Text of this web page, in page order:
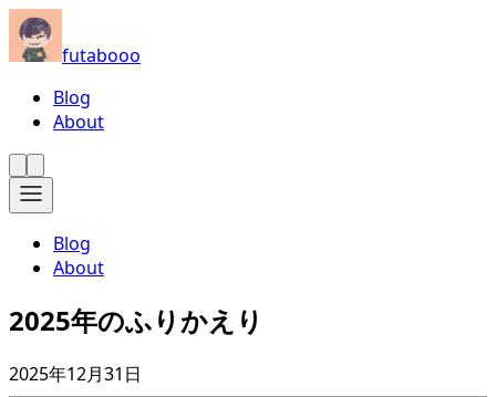
futabooo
Blog
About
Blog
About
2025年のふりかえり
2025年12月31日